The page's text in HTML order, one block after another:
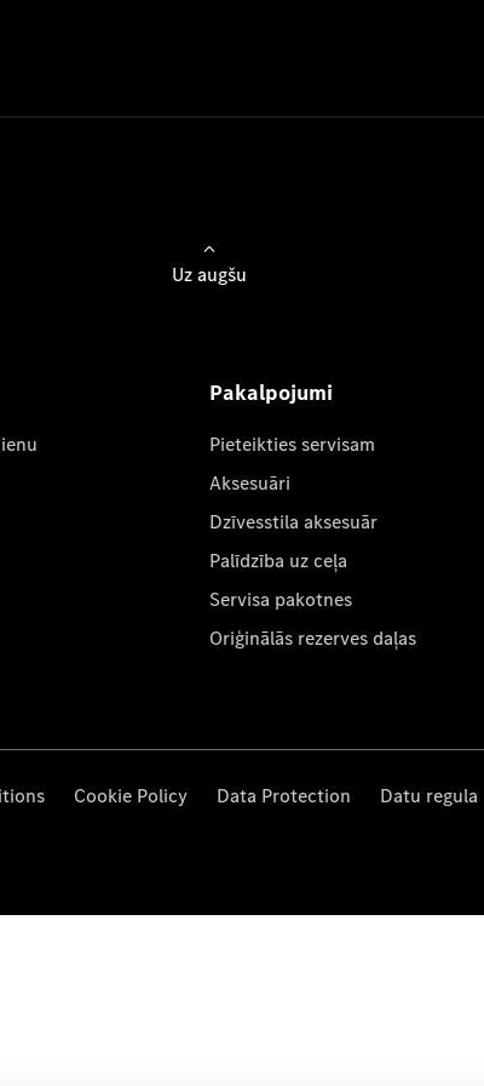
Uz augšu
Pakalpojumi
Pieteikties servisam
Aksesuāri
Dzīvesstila aksesuār
Palīdzība uz ceļa
Servisa pakotnes
Oriģinālās rezerves daļas
Cookie Policy Data Protection Datu regula